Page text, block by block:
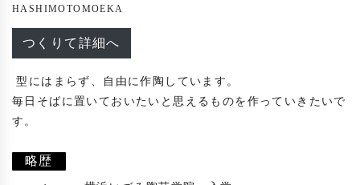
HASHIMOTOMOEKA
つくりて詳細へ
型にはまらず、自由に作陶しています。
毎日そばに置いておいたいと思えるものを作っていきたいで
す。
略歴